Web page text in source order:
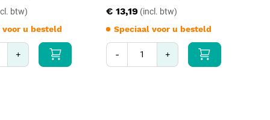
voor u besteld
+
€ 13,19
Speciaal voor u besteld
- +